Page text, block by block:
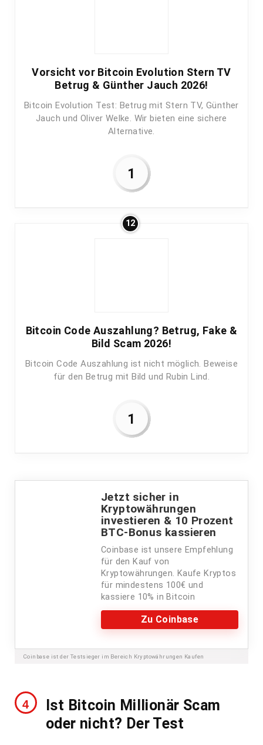
Vorsicht vor Bitcoin Evolution Stern TV
Betrug & Günther Jauch 2026!
Bitcoin Evolution Test: Betrug mit Stern TV, Günther
Jauch und Oliver Welke. Wir bieten eine sichere
Alternative.
1
12
Bitcoin Code Auszahlung? Betrug, Fake &
Bild Scam 2026!
Bitcoin Code Auszahlung ist nicht möglich. Beweise
für den Betrug mit Bild und Rubin Lind.
1
Jetzt sicher in
Kryptowährungen
investieren & 10 Prozent
BTC-Bonus kassieren
Coinbase ist unsere Empfehlung
für den Kauf von
Kryptowährungen. Kaufe Kryptos
für mindestens 100€ und
kassiere 10% in Bitcoin
Zu Coinbase
Coinbase ist der Testsieger im Bereich Kryptowährungen Kaufen
Ist Bitcoin Millionär Scam
oder nicht? Der Test